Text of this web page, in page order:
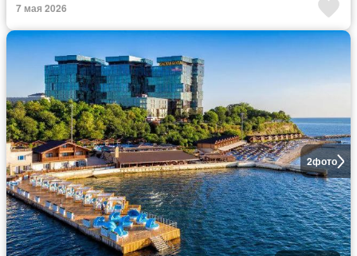
7 мая 2026
2фото